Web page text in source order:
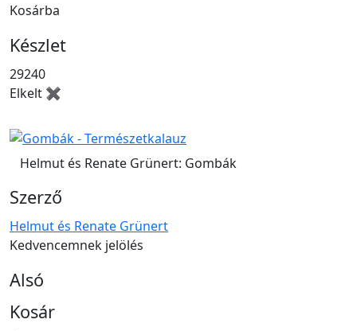
Kosárba
Készlet
29240
Elkelt ✖
Helmut és Renate Grünert: Gombák
Szerző
Helmut és Renate Grünert
Kedvencemnek jelölés
Alsó
Kosár